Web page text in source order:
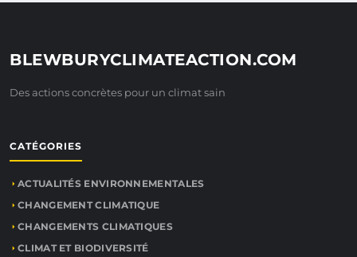
BLEWBURYCLIMATEACTION.COM
Des actions concrètes pour un climat sain
CATÉGORIES
ACTUALITÉS ENVIRONNEMENTALES
CHANGEMENT CLIMATIQUE
CHANGEMENTS CLIMATIQUES
CLIMAT ET BIODIVERSITÉ